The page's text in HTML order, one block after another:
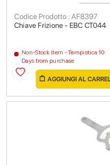
Chiave Frizione - EBC CT044
Codice Prodotto : AF8397
Non-Stock Item - Tempistica 10
Days from purchase
AGGIUNGI AL